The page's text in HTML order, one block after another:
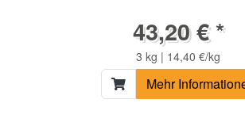
43,20 € *
3 kg | 14,40 €/kg
Mehr